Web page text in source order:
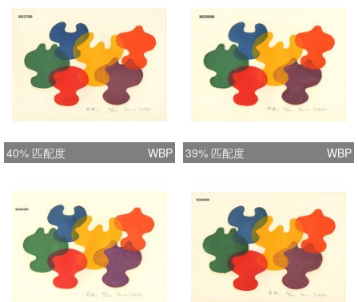
40% 匹配度 WBP 39% 匹配度 WBP